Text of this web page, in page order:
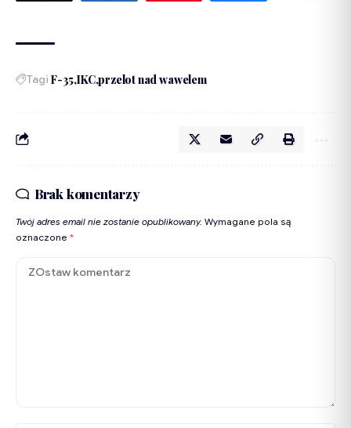
Tagi F-35 IKC przelot nad wawelem
Brak komentarzy
Twój adres email nie zostanie opublikowany. Wymagane pola są
oznaczone *